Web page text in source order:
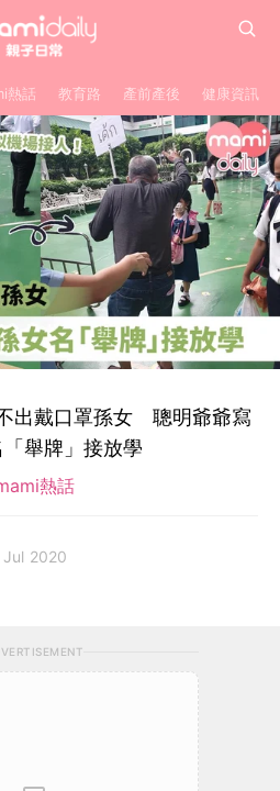
熱話 教育路 產前產後 健康資訊
出戴口罩孫女 聰明爺爺寫
「舉牌」接放學
熱話
Jul 2020